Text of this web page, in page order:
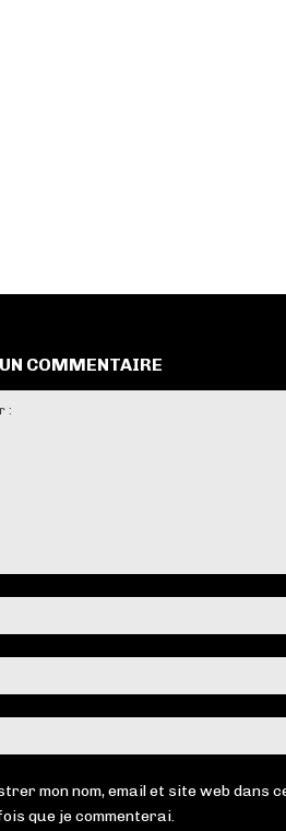
COMMENTAIRE
mon nom, email et site web dans
que je commenterai.